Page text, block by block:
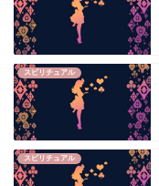
スピリチュアル
スピリチュアル